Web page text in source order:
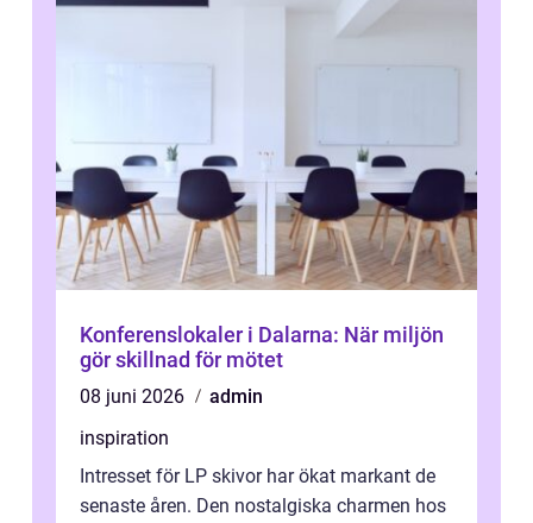
Konferenslokaler i Dalarna: När miljön
gör skillnad för mötet
08 juni 2026
admin
inspiration
Intresset för LP skivor har ökat markant de
senaste åren. Den nostalgiska charmen hos